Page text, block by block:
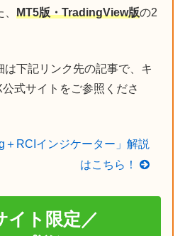
MT5版・TradingView版の2
は下記リンク先の記事で、キ
式サイトをご参照くださ
＋RCIインジケーター」解説
はこちら！
イト限定／